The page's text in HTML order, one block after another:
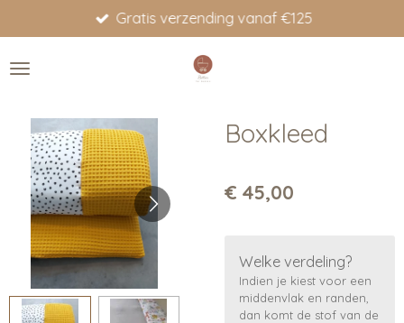
direct
naar
Gratis verzending vanaf €125
Boxkleed
€ 45,00
Welke verdeling?
Indien je kiest voor een
middenvlak en randen,
dan komt de stof van de